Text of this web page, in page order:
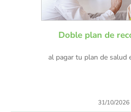
Doble plan de
al pagar tu plan de salud
31/10/2026